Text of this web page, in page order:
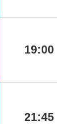
19:00
21:45